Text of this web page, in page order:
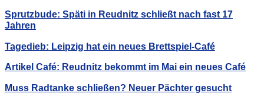
Sprutzbude: Späti in Reudnitz schließt nach fast 17
Jahren
Tagedieb: Leipzig hat ein neues Brettspiel-Café
Artikel Café: Reudnitz bekommt im Mai ein neues Café
Muss Radtanke schließen? Neuer Pächter gesucht